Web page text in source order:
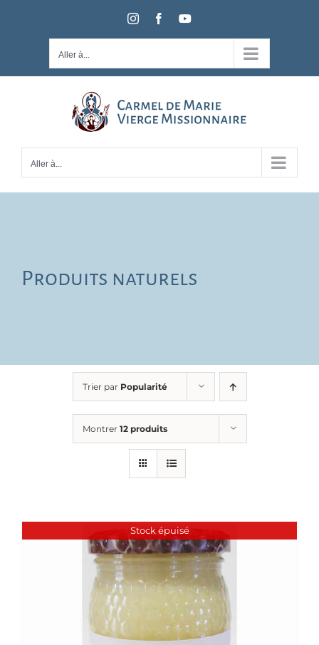
InstagramFacebookYouTube
Aller à...
Aller à...
Produits naturels
Trier par Popularité
Montrer 12 produits
Stock épuisé